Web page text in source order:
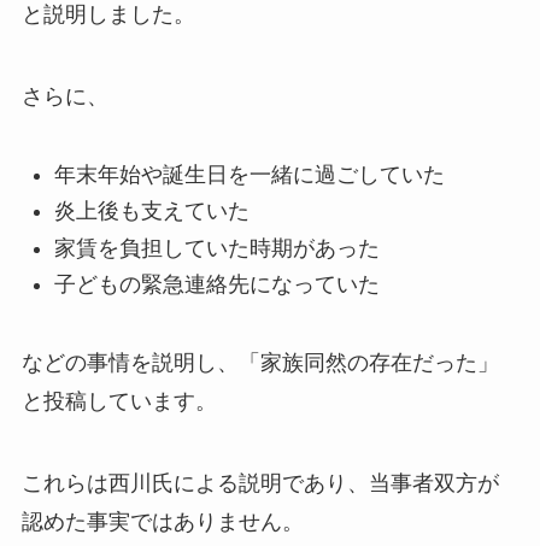
と説明しました。
さらに、
年末年始や誕生日を一緒に過ごしていた
炎上後も支えていた
家賃を負担していた時期があった
子どもの緊急連絡先になっていた
などの事情を説明し、「家族同然の存在だった」
と投稿しています。
これらは西川氏による説明であり、当事者双方が
認めた事実ではありません。